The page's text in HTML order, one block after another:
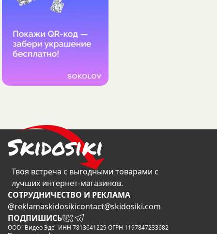
Твоя встреча с выгодными товарами с
лучших интернет-магазинов.
CОТРУДНИЧЕСТВО И РЕКЛАМА
@reklamaskidosikicontact@skidosiki.com
ПОДПИШИСЬ
ООО "Видео Эдс" ИНН 7813641229 ОГРН 1197847233682